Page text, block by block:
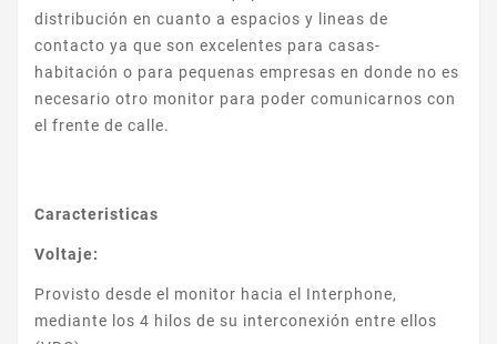
distribución en cuanto a espacios y lineas de
contacto ya que son excelentes para casas-
habitación o para pequenas empresas en donde no es
necesario otro monitor para poder comunicarnos con
el frente de calle.
Caracteristicas
Voltaje:
Provisto desde el monitor hacia el Interphone,
mediante los 4 hilos de su interconexión entre ellos